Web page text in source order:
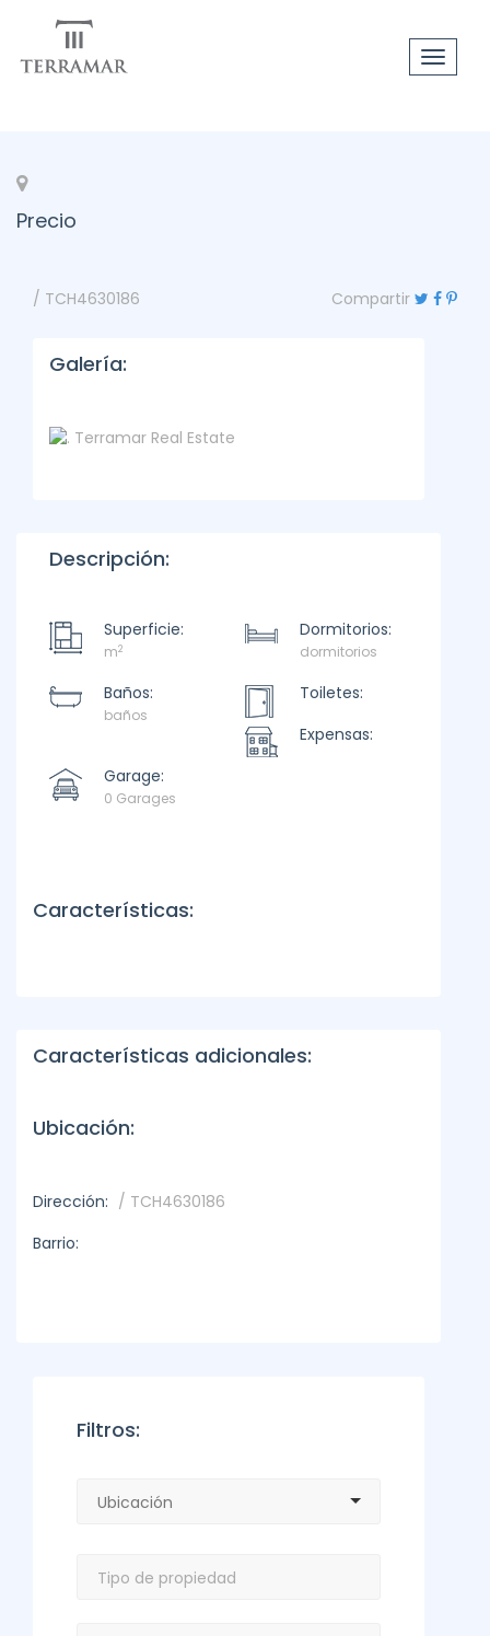
Toggle
Precio
/ TCH4630186 Compartir
Galería:
Descripción:
Superficie:
m2
Dormitorios:
dormitorios
Baños:
baños
Toiletes:
Expensas:
Garage:
0 Garages
Características:
Características adicionales:
Ubicación:
Dirección: / TCH4630186
Barrio:
Filtros: